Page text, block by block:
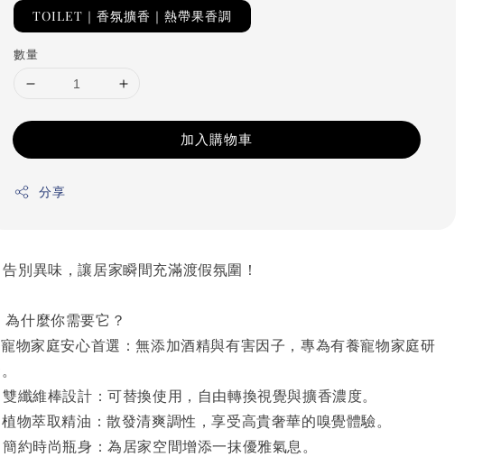
TOILET｜香氛擴香｜熱帶果香調
數量
加入購物車
分享
告別異味，讓居家瞬間充滿渡假氛圍！
為什麼你需要它？
寵物家庭安心首選：無添加酒精與有害因子，專為有養寵物家庭研
雙纖維棒設計：可替換使用，自由轉換視覺與擴香濃度。
植物萃取精油：散發清爽調性，享受高貴奢華的嗅覺體驗。
約時尚瓶身：為居家空間增添一抹優雅氣息。